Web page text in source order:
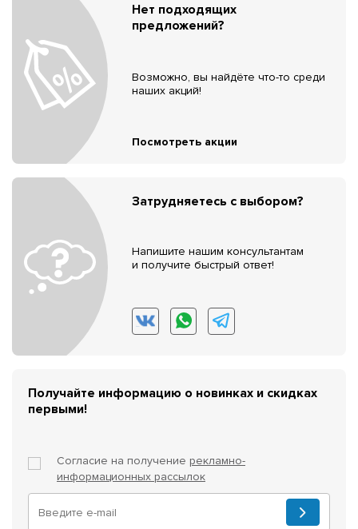
Нет подходящих
предложений?
Возможно, вы найдёте что-то среди
наших акций!
Посмотреть акции
Затрудняетесь с выбором?
Напишите нашим консультантам
и получите быстрый ответ!
Получайте информацию о новинках и скидках
первыми!
Согласие на получение рекламно-
информационных рассылок